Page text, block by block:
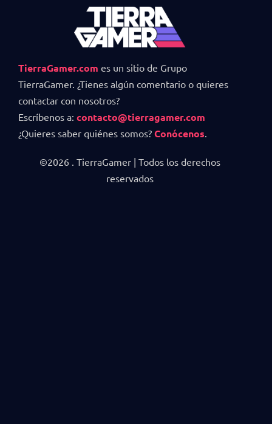
TierraGamer.com es un sitio de Grupo
TierraGamer. ¿Tienes algún comentario o quieres
contactar con nosotros?
Escríbenos a: contacto@tierragamer.com
¿Quieres saber quiénes somos? Conócenos
©2026 . TierraGamer | Todos los derechos
reservados